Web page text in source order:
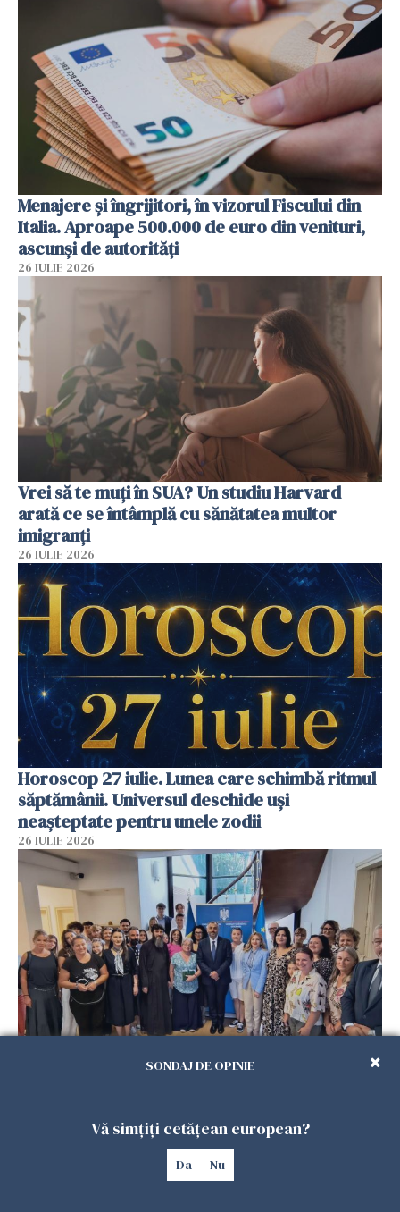
Menajere și îngrijitori, în vizorul Fiscului din
Italia. Aproape 500.000 de euro din venituri,
ascunși de autorități
26 IULIE 2026
Vrei să te muți în SUA? Un studiu Harvard
arată ce se întâmplă cu sănătatea multor
imigranți
26 IULIE 2026
Horoscop 27 iulie. Lunea care schimbă ritmul
săptămânii. Universul deschide uși
neașteptate pentru unele zodii
26 IULIE 2026
Accidente, spitalizare sau alte urgențe?
26 IULIE 2026
SONDAJ DE OPINIE
Vă simțiți cetățean european?
Da Nu